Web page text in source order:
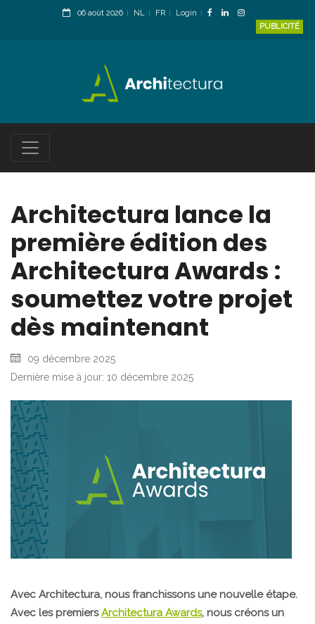
06 août 2026 NL FR
Login
PUBLICITÉ
Architectura lance la
première édition des
Architectura Awards :
soumettez votre projet
dès maintenant
09 décembre 2025
Dernière mise à jour: 10 décembre 2025
Avec Architectura, nous franchissons une nouvelle étape.
Avec les premiersArchitectura Awards, nous créons un